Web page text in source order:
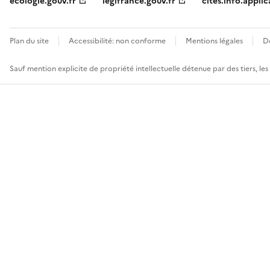
Plan du site Accessibilité: non conforme Mentions légales
Sauf mention explicite de propriété intellectuelle détenue par des tiers,